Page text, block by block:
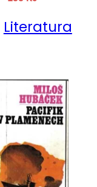
Literatura